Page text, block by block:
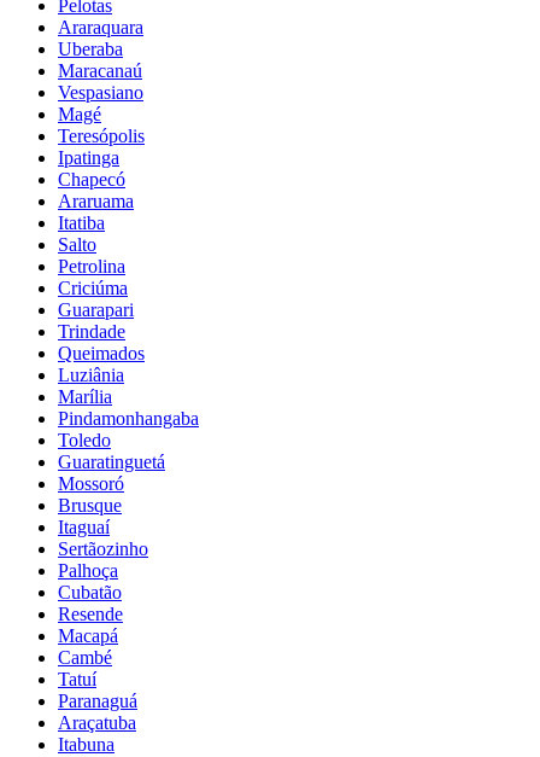
Pelotas
Araraquara
Uberaba
Maracanaú
Vespasiano
Magé
Teresópolis
Ipatinga
Chapecó
Araruama
Itatiba
Salto
Petrolina
Criciúma
Guarapari
Trindade
Queimados
Luziânia
Marília
Pindamonhangaba
Toledo
Guaratinguetá
Mossoró
Brusque
Itaguaí
Sertãozinho
Palhoça
Cubatão
Resende
Macapá
Cambé
Tatuí
Paranaguá
Araçatuba
Itabuna